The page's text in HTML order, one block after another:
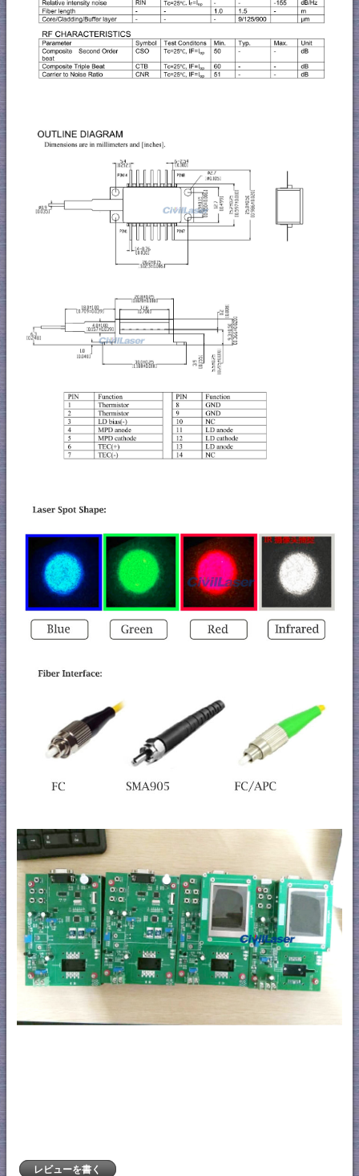
レビューを書く